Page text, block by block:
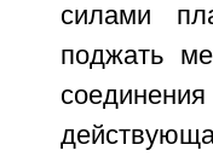
силами
поджать